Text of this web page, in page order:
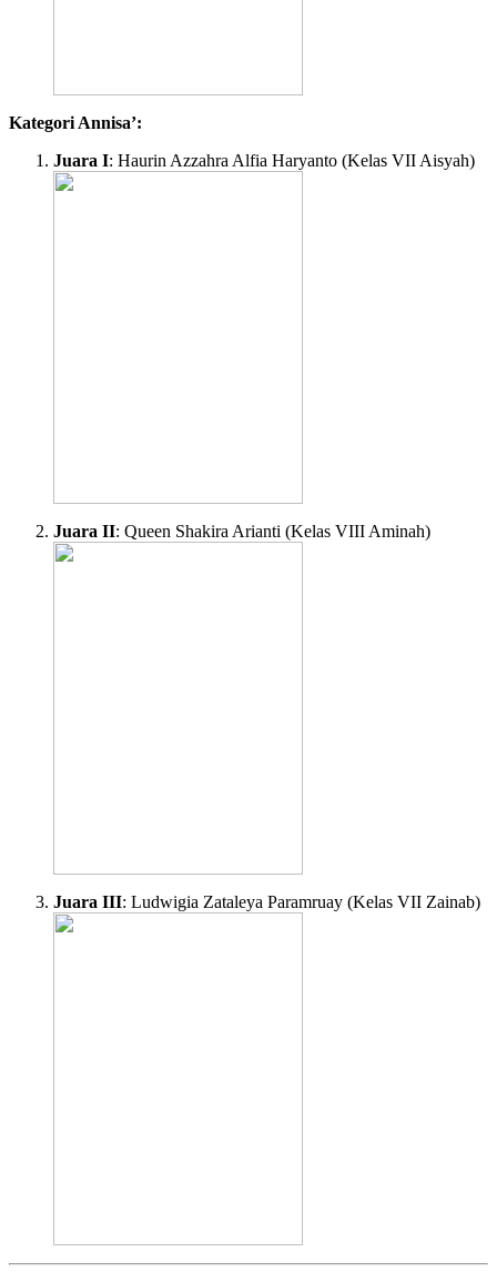
Kategori Annisa’:
Juara I: Haurin Azzahra Alfia Haryanto (Kelas VII Aisyah)
Juara II: Queen Shakira Arianti (Kelas VIII Aminah)
Juara III: Ludwigia Zataleya Paramruay (Kelas VII Zainab)